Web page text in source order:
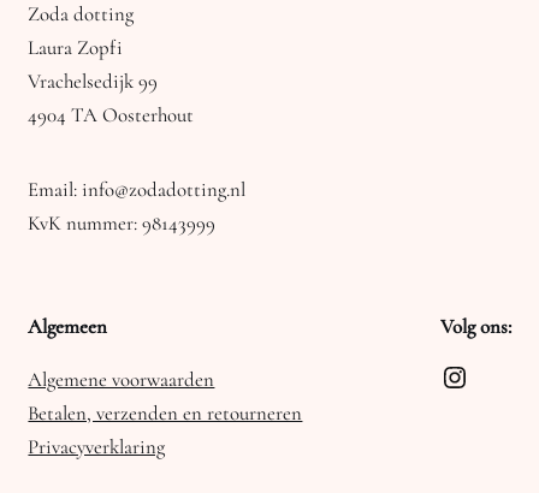
Zoda dotting
Laura Zopfi
Vrachelsedijk 99
4904 TA Oosterhout
Email: info@zodadotting.nl
KvK nummer: 98143999
Algemeen
Algemene voorwaarden
Betalen, verzenden en retourneren
Privacyverklaring
Volg ons: